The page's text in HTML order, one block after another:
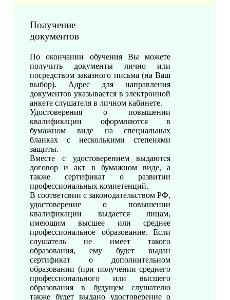
Получение
документов
По окончании обучения Вы можете
получить документы лично или
посредством заказного письма (на Ваш
выбор). Адрес для направления
документов указывается в электронной
анкете слушателя в личном кабинете.
Удостоверения о повышении
квалификации оформляются в
бумажном виде на специальных
бланках с несколькими степенями
защиты.
Вместе с удостоверением выдаются
договор и акт в бумажном виде, а
также сертификат о развитии
профессиональных компетенций.
В соответсвии с законодательством РФ,
удостоверение о повышении
квалификации выдается лицам,
имеющим высшее или среднее
профессиональное образование. Если
слушатель не имеет такого
образования, ему будет выдан
сертификат о дополнительном
образовании (при получении среднего
профессионального или высшего
образования в будущем слушателю
также будет выдано удостоверение о